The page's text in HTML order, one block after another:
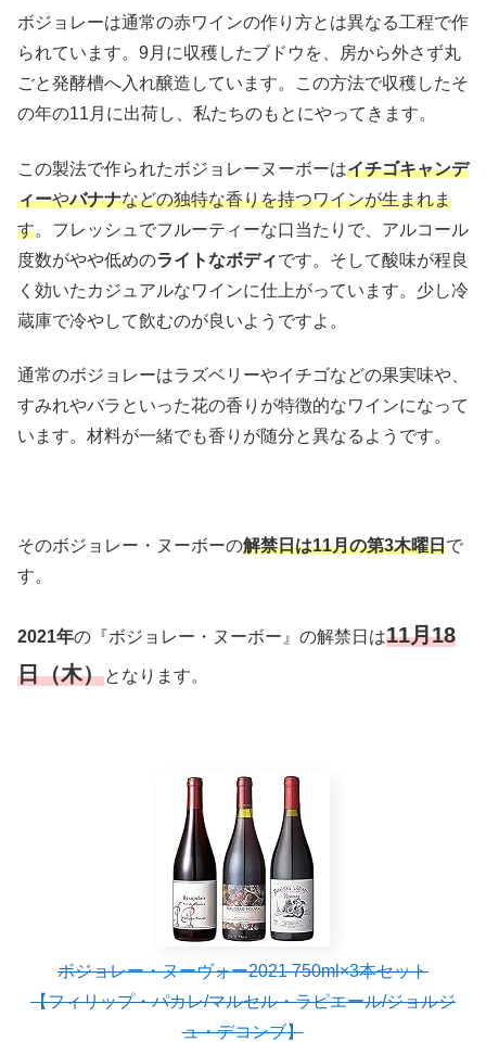
ボジョレーは通常の赤ワインの作り方とは異なる工程で作
られています。9月に収穫したブドウを、房から外さず丸
ごと発酵槽へ入れ醸造しています。この方法で収穫したそ
の年の11月に出荷し、私たちのもとにやってきます。
この製法で作られたボジョレーヌーボーはイチゴキャンデ
ィーやバナナなどの独特な香りを持つワインが生まれま
す。フレッシュでフルーティーな口当たりで、アルコール
度数がやや低めのライトなボディです。そして酸味が程良
く効いたカジュアルなワインに仕上がっています。少し冷
蔵庫で冷やして飲むのが良いようですよ。
通常のボジョレーはラズベリーやイチゴなどの果実味や、
すみれやバラといった花の香りが特徴的なワインになって
います。材料が一緒でも香りが随分と異なるようです。
そのボジョレー・ヌーボーの解禁日は11月の第3木曜日で
す。
2021年の『ボジョレー・ヌーボー』の解禁日は11月18
日（木）となります。
ボジョレー・ヌーヴォー2021 750ml×3本セット
【フィリップ・パカレ/マルセル・ラピエール/ジョルジ
ュ・デコンブ】